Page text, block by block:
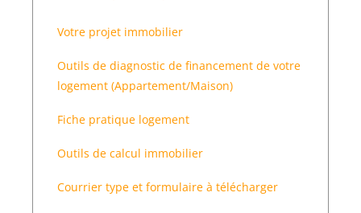
Votre projet immobilier
Outils de diagnostic de financement de votre
logement (Appartement/Maison)
Fiche pratique logement
Outils de calcul immobilier
Courrier type et formulaire à télécharger